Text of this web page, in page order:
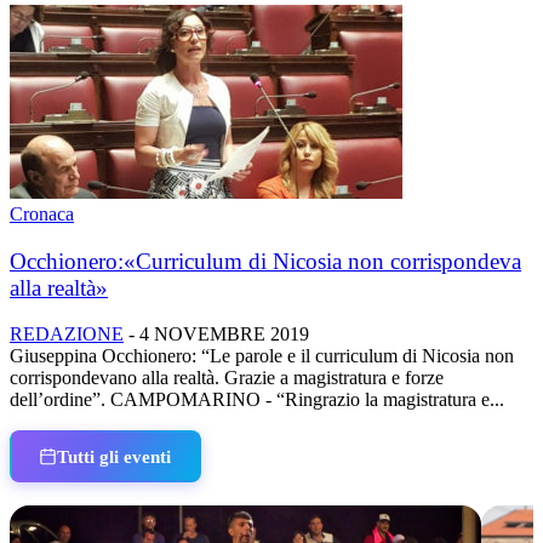
Cronaca
Occhionero:«Curriculum di Nicosia non corrispondeva
alla realtà»
REDAZIONE - 4 NOVEMBRE 2019
Giuseppina Occhionero: “Le parole e il curriculum di Nicosia non
corrispondevano alla realtà. Grazie a magistratura e forze
dell’ordine”. CAMPOMARINO - “Ringrazio la magistratura e...
Tutti gli eventi